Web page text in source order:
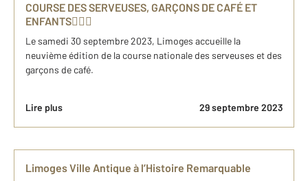
COURSE DES SERVEUSES, GARÇONS DE CAFÉ ET
ENFANTS🤵🏼‍♂️
Le samedi 30 septembre 2023, Limoges accueille la
neuvième édition de la course nationale des serveuses et des
garçons de café.
Lire plus 29 septembre 2023
Limoges Ville Antique à l’Histoire Remarquable